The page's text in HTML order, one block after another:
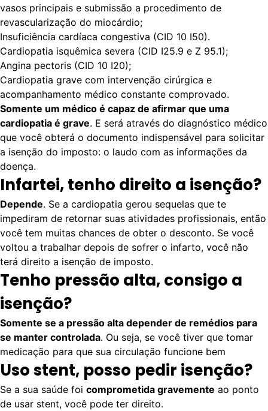
vasos principais e submissão a procedimento de
revascularização do miocárdio;
Insuficiência cardíaca congestiva (CID 10 I50).
Cardiopatia isquêmica severa (CID I25.9 e Z 95.1);
Angina pectoris (CID 10 I20);
Cardiopatia grave com intervenção cirúrgica e
acompanhamento médico constante comprovado.
Somente um médico é capaz de afirmar que uma
cardiopatia é grave. E será através do diagnóstico médico
que você obterá o documento indispensável para solicitar
a isenção do imposto: o laudo com as informações da
doença.
Infartei, tenho direito a isenção?
Depende. Se a cardiopatia gerou sequelas que te
impediram de retornar suas atividades profissionais, então
você tem muitas chances de obter o desconto. Se você
voltou a trabalhar depois de sofrer o infarto, você não
terá direito a isenção de imposto.
Tenho pressão alta, consigo a
isenção?
Somente se a pressão alta depender de remédios para
se manter controlada. Ou seja, se você tiver que tomar
medicação para que sua circulação funcione bem
Uso stent, posso pedir isenção?
Se a sua saúde foi comprometida gravemente ao ponto
de usar stent, você pode ter direito.